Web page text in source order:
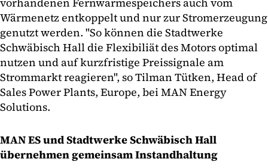
Wärmenetz entkoppelt und nur zur Stromerzeugung
genutzt werden. "So können die Stadtwerke
Schwäbisch Hall die Flexibiliät des Motors optimal
nutzen und auf kurzfristige Preissignale am
Strommarkt reagieren", so Tilman Tütken, Head of
Sales Power Plants, Europe, bei MAN Energy
Solutions.
MAN ES und Stadtwerke Schwäbisch Hall
übernehmen gemeinsam Instandhaltung